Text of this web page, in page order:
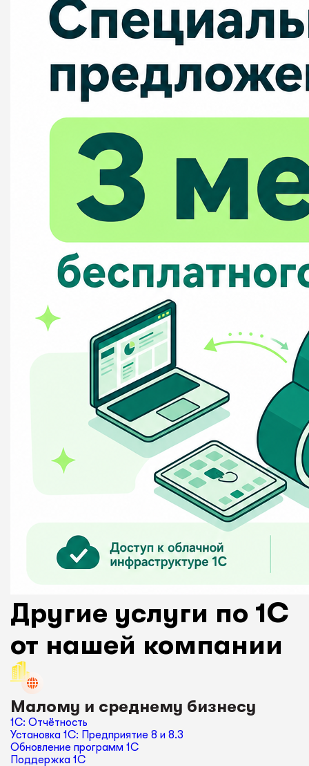
Другие услуги по 1С
от нашей компании
Малому и среднему бизнесу
1С: Отчётность
Установка 1С: Предприятие 8 и 8.3
Обновление программ 1С
Поддержка 1С